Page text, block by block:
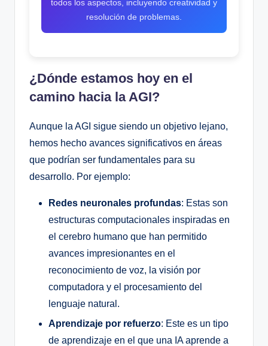
todos los aspectos, incluyendo creatividad y
resolución de problemas.
¿Dónde estamos hoy en el
camino hacia la AGI?
Aunque la AGI sigue siendo un objetivo lejano,
hemos hecho avances significativos en áreas
que podrían ser fundamentales para su
desarrollo. Por ejemplo:
Redes neuronales profundas: Estas son
estructuras computacionales inspiradas en
el cerebro humano que han permitido
avances impresionantes en el
reconocimiento de voz, la visión por
computadora y el procesamiento del
lenguaje natural.
Aprendizaje por refuerzo: Este es un tipo
de aprendizaje en el que una IA aprende a